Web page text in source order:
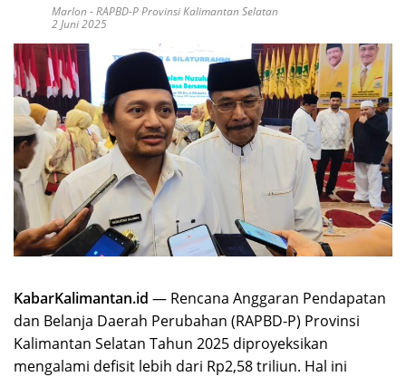
Marlon -RAPBD-P Provinsi Kalimantan Selatan
2 Juni 2025
KabarKalimantan.id — Rencana Anggaran Pendapatan
dan Belanja Daerah Perubahan (RAPBD-P) Provinsi
Kalimantan Selatan Tahun 2025 diproyeksikan
mengalami defisit lebih dari Rp2,58 triliun. Hal ini